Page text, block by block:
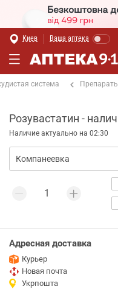
Киев Ваша аптека
система
Розувастатин -
Наличие актуально на 02:30
Адресная доставка
Курьер
Новая почта
Укрпошта